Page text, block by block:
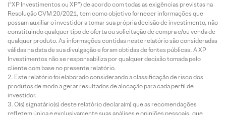
(“XP Investimentos ou XP”) de acordo com todas as exigências previstas na
Resolução CVM 20/2021, tem como objetivo fornecer informações que
possam auxiliar o investidor a tomar sua própria decisão de investimento, não
constituindo qualquer tipo de oferta ou solicitação de compra e/ou venda de
qualquer produto. As informações contidas neste relatório são consideradas
válidas na data de sua divulgação e foram obtidas de fontes públicas. A XP
Investimentos não se responsabiliza por qualquer decisão tomada pelo
cliente com base no presente relatório.
Este relatório foi elaborado considerando a classificação de risco dos
produtos de modo a gerar resultados de alocação para cada perfil de
investidor.
O(s) signatário(s) deste relatório declara(m) que as recomendações
refletem única e exclusivamente suas análises e opiniões pessoais, que